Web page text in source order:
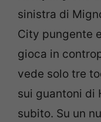
sinistra di
City pungente
gioca in
vede solo tre
sui guantoni di
subito. Su un